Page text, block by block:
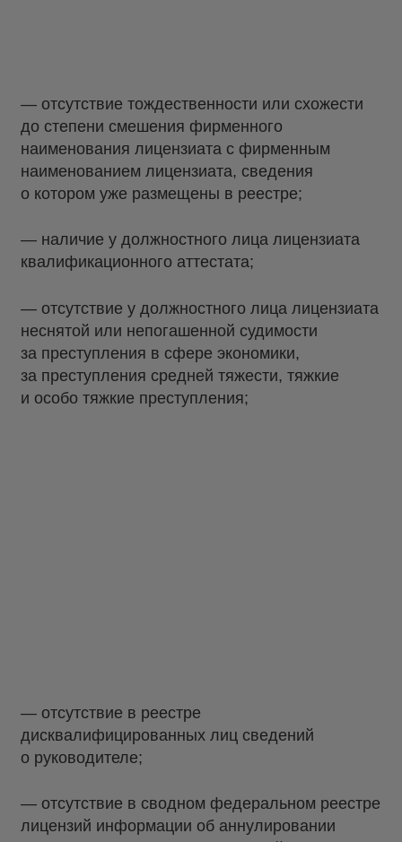
— отсутствие тождественности или схожести
до степени смешения фирменного
наименования лицензиата с фирменным
наименованием лицензиата, сведения
о котором уже размещены в реестре;
— наличие у должностного лица лицензиата
квалификационного аттестата;
— отсутствие у должностного лица лицензиата
неснятой или непогашенной судимости
за преступления в сфере экономики,
за преступления средней тяжести, тяжкие
и особо тяжкие преступления;
— отсутствие в реестре
дисквалифицированных лиц сведений
о руководителе;
— отсутствие в сводном федеральном реестре
лицензий информации об аннулировании